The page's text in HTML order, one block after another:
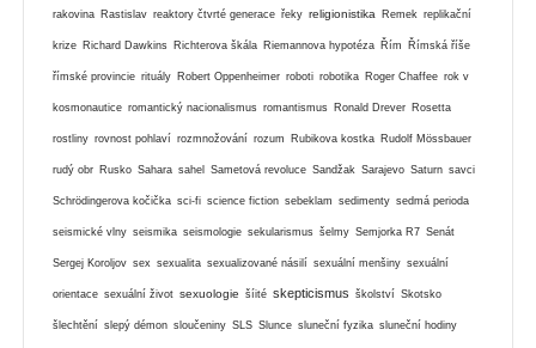
rakovina Rastislav reaktory čtvrté generace řeky religionistika Remek replikační
krize Richard Dawkins Richterova škála Riemannova hypotéza Řím Římská říše
římské provincie rituály Robert Oppenheimer roboti robotika Roger Chaffee rok v
kosmonautice romantický nacionalismus romantismus Ronald Drever Rosetta
rostliny rovnost pohlaví rozmnožování rozum Rubikova kostka Rudolf Mössbauer
rudý obr Rusko Sahara sahel Sametová revoluce Sandžak Sarajevo Saturn savci
Schrödingerova kočička sci-fi science fiction sebeklam sedimenty sedmá perioda
seismické vlny seismika seismologie sekularismus šelmy Semjorka R7 Senát
Sergej Koroljov sex sexualita sexualizované násilí sexuální menšiny sexuální
orientace sexuální život sexuologie šíité skepticismus školství Skotsko
šlechtění slepý démon sloučeniny SLS Slunce sluneční fyzika sluneční hodiny